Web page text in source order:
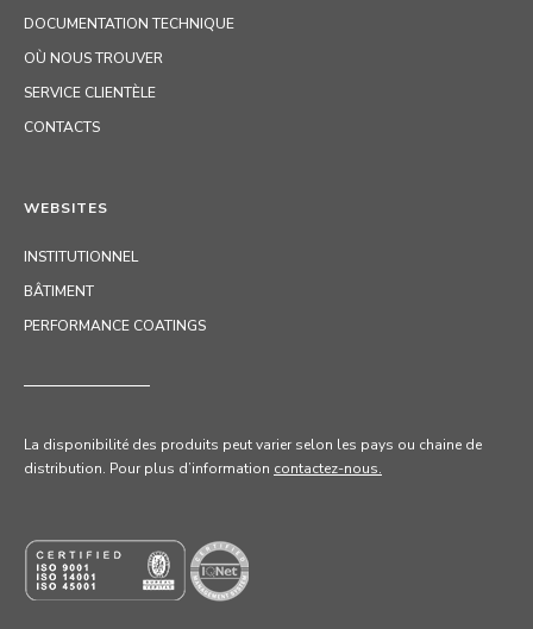
DOCUMENTATION TECHNIQUE
OÙ NOUS TROUVER
SERVICE CLIENTÈLE
CONTACTS
WEBSITES
INSTITUTIONNEL
BÂTIMENT
PERFORMANCE COATINGS
La disponibilité des produits peut varier selon les pays ou chaine de
distribution. Pour plus d’information contactez-nous.